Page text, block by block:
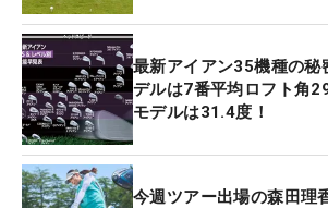
最新アイアン35機種の
デルは7番平均ロフト角
モデルは31.4度！
今週ツアー出場の森田理